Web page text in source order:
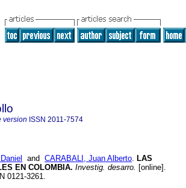
version ISSN 2011-7574
and CARABALI, Juan Alberto. LAS
EN COLOMBIA. Investig. desarro. [online].
0121-3261.